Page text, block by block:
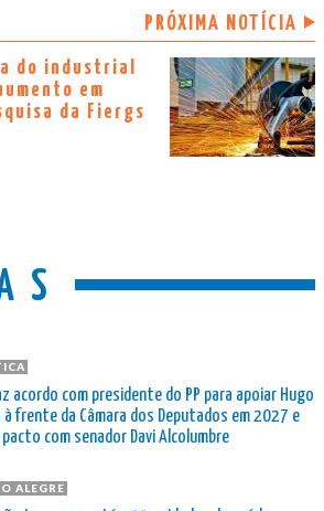
PRÓXIMA NOTÍCIA
do industrial
em
da Fiergs
acordo com presidente do PP para apoiar Hugo
frente da Câmara dos Deputados em 2027 e
com senador Davi Alcolumbre
ALEGRE